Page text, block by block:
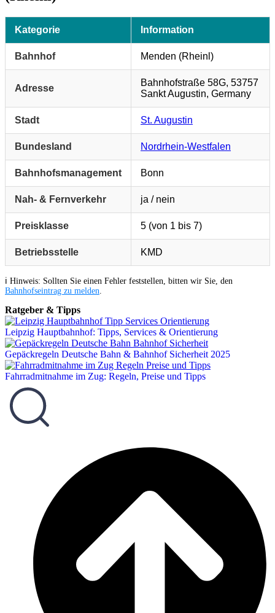
Kategorie Information
Bahnhof Menden (Rheinl)
Adresse
Bahnhofstraße 58G, 53757
Sankt Augustin, Germany
Stadt St. Augustin
Bundesland Nordrhein-Westfalen
Bahnhofsmanagement Bonn
Nah- & Fernverkehr ja / nein
Preisklasse 5 (von 1 bis 7)
Betriebsstelle KMD
ℹ️ Hinweis: Sollten Sie einen Fehler feststellen, bitten wir Sie, den
Bahnhofseintrag zu melden
Ratgeber & Tipps
Leipzig Hauptbahnhof: Tipps, Services & Orientierung
Gepäckregeln Deutsche Bahn & Bahnhof Sicherheit 2025
Fahrradmitnahme im Zug: Regeln, Preise und Tipps